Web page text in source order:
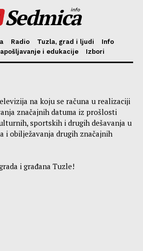
Sedmica
info
Radio Tuzla, grad i ljudi
Info
i edukacije Izbori
na koju se računa u realizaciji
značajnih datuma iz prošlosti
sportskih i drugih dešavanja u
i obilježavanja drugih značajnih
i građana Tuzle!